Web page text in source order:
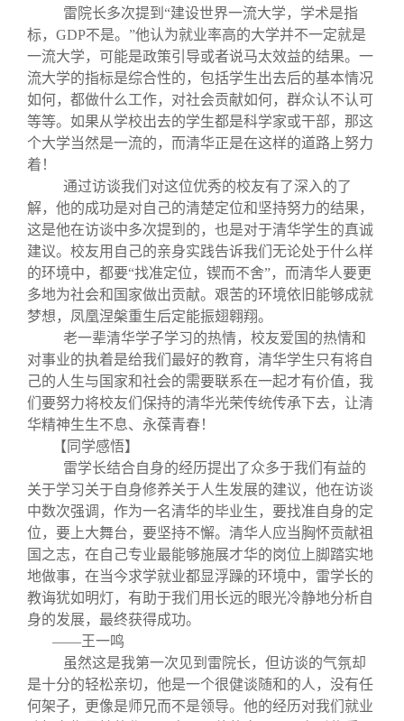
雷院长多次提到“建设世界一流大学，学术是指
标，GDP不是。”他认为就业率高的大学并不一定就是
一流大学，可能是政策引导或者说马太效益的结果。一
流大学的指标是综合性的，包括学生出去后的基本情况
如何，都做什么工作，对社会贡献如何，群众认不认可
等等。如果从学校出去的学生都是科学家或干部，那这
个大学当然是一流的，而清华正是在这样的道路上努力
着！
通过访谈我们对这位优秀的校友有了深入的了
解，他的成功是对自己的清楚定位和坚持努力的结果，
这是他在访谈中多次提到的，也是对于清华学生的真诚
建议。校友用自己的亲身实践告诉我们无论处于什么样
的环境中，都要“找准定位，锲而不舍”，而清华人要更
多地为社会和国家做出贡献。艰苦的环境依旧能够成就
梦想，凤凰涅槃重生后定能振翅翱翔。
老一辈清华学子学习的热情，校友爱国的热情和
对事业的执着是给我们最好的教育，清华学生只有将自
己的人生与国家和社会的需要联系在一起才有价值，我
们要努力将校友们保持的清华光荣传统传承下去，让清
华精神生生不息、永葆青春！
【同学感悟】
雷学长结合自身的经历提出了众多于我们有益的
关于学习关于自身修养关于人生发展的建议，他在访谈
中数次强调，作为一名清华的毕业生，要找准自身的定
位，要上大舞台，要坚持不懈。清华人应当胸怀贡献祖
国之志，在自己专业最能够施展才华的岗位上脚踏实地
地做事，在当今求学就业都显浮躁的环境中，雷学长的
教诲犹如明灯，有助于我们用长远的眼光冷静地分析自
身的发展，最终获得成功。
——王一鸣
虽然这是我第一次见到雷院长，但访谈的气氛却
是十分的轻松亲切，他是一个很健谈随和的人，没有任
何架子，更像是师兄而不是领导。他的经历对我们就业